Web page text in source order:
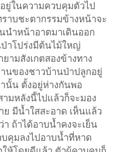
ยู่ในความควบคุมตัวไป
าบชะตากรรมข้างหน้าจะ
นำหน้าอาตมาเดินออก
าโปร่งมีต้นไม้ใหญ่
ามสังเกตสองข้างทาง
นของชาวบ้านป่าปลูกอยู่
นั้น ตั้งอยู่ห่างกันพอ
มหลังนี้ไปแล้วก็จะมอง
มีน้ำใสสะอาด เห็นแล้ว
ถ้าได้อาบน้ำคงจะเย็น
คุมลงไปอาบน้ำที่หาด